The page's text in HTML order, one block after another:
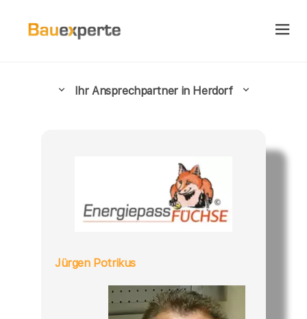
Ihr Ansprechpartner in Herdorf
Jürgen Potrikus